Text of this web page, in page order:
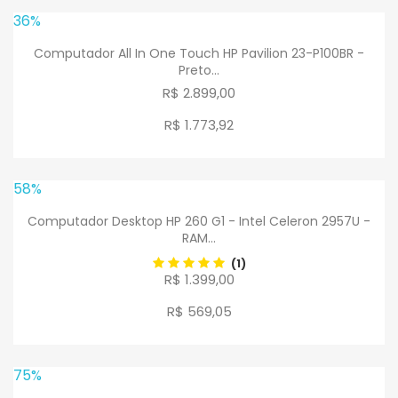
36%
Computador All In One Touch HP Pavilion 23-P100BR -
Preto...
R$ 2.899,00
R$ 1.773,92
58%
Computador Desktop HP 260 G1 - Intel Celeron 2957U -
RAM...
(1)
R$ 1.399,00
R$ 569,05
75%